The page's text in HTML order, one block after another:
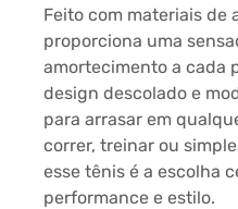
Feito com materiais de
proporciona uma
amortecimento a cada
design descolado e
para arrasar em
correr, treinar ou
esse tênis é a escolha
performance e estilo.